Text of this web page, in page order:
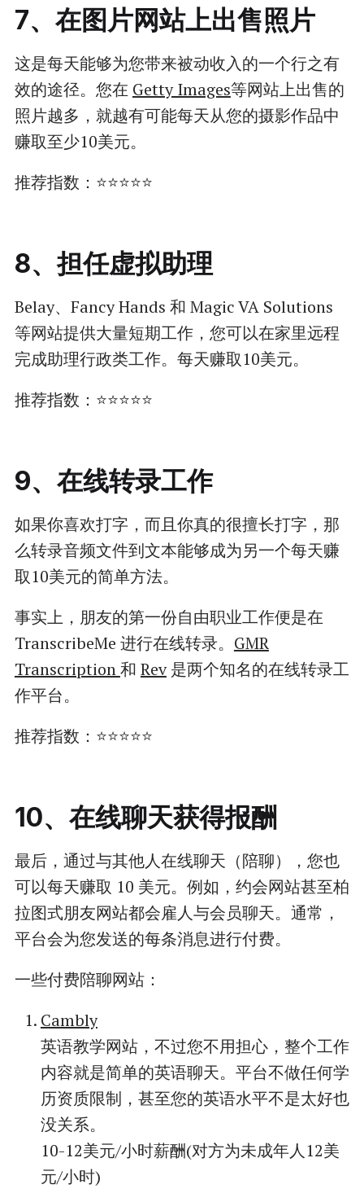
7、在图片网站上出售照片
这是每天能够为您带来被动收入的一个行之有
效的途径。您在 Getty Images等网站上出售的
照片越多，就越有可能每天从您的摄影作品中
赚取至少10美元。
推荐指数：⭐⭐⭐⭐⭐
8、担任虚拟助理
Belay、Fancy Hands 和 Magic VA Solutions
等网站提供大量短期工作，您可以在家里远程
完成助理行政类工作。每天赚取10美元。
推荐指数：⭐⭐⭐⭐⭐
9、在线转录工作
如果你喜欢打字，而且你真的很擅长打字，那
么转录音频文件到文本能够成为另一个每天赚
取10美元的简单方法。
事实上，朋友的第一份自由职业工作便是在
TranscribeMe 进行在线转录。 GMR
Transcription和 Rev是两个知名的在线转录工
作平台。
推荐指数：⭐⭐⭐⭐⭐
10、在线聊天获得报酬
最后，通过与其他人在线聊天（陪聊），您也
可以每天赚取 10 美元。例如，约会网站甚至柏
拉图式朋友网站都会雇人与会员聊天。通常，
平台会为您发送的每条消息进行付费。
一些付费陪聊网站：
Cambly
英语教学网站，不过您不用担心，整个工作
内容就是简单的英语聊天。平台不做任何学
历资质限制，甚至您的英语水平不是太好也
没关系。
10-12美元/小时薪酬(对方为未成年人12美
元/小时)